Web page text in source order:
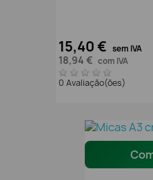
15,40 € sem IVA
18,94 € com IVA
0 Avaliação(ões)